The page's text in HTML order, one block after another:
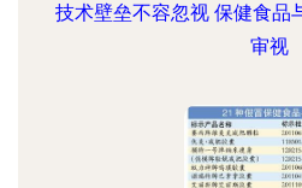
技术壁垒不容忽视 保健食品
审视